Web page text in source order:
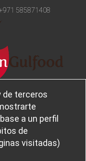
585871408
de terceros
a un perfil
de
visitadas)